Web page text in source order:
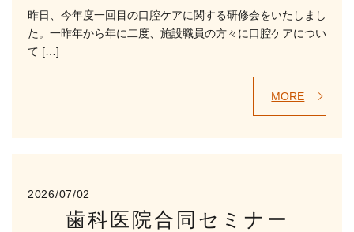
昨日、今年度一回目の口腔ケアに関する研修会をいたしまし
た。一昨年から年に二度、施設職員の方々に口腔ケアについ
て […]
MORE
2026/07/02
歯科医院合同セミナー